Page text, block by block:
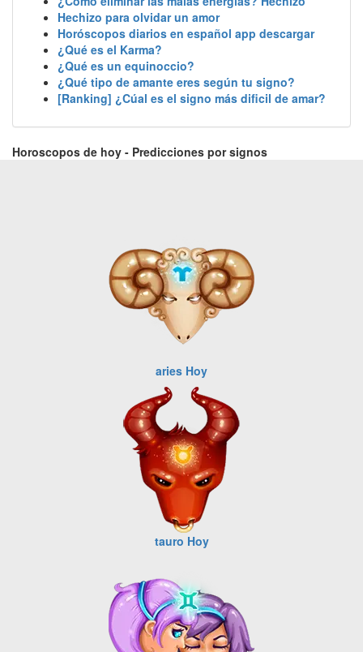
Hechizo para olvidar un amor
Horóscopos diarios en español app descargar
¿Qué es el Karma?
¿Qué es un equinoccio?
¿Qué tipo de amante eres según tu signo?
[Ranking] ¿Cúal es el signo más dificil de amar?
Horoscopos de hoy - Predicciones por signos
aries Hoy
tauro Hoy